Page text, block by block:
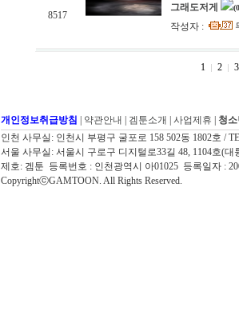
8517
그래도저게
작성자 :
1 2 3
개인정보취급방침 약관안내 겜툰소개 사업제휴
청
인천 사무실: 인천시 부평구 굴포로 158 502동 1802호 /
서울 사무실: 서울시 구로구 디지털로33길 48, 1104호(대
제호: 겜툰 등록번호 : 인천광역시 아01025 등록일자 :
CopyrightⓒGAMTOON. All Rights Reserved.